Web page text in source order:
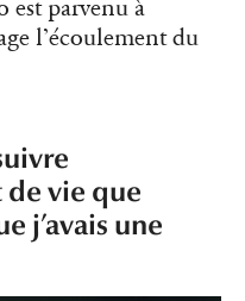
est parvenu à
l’écoulement du
vie que
j’avais une